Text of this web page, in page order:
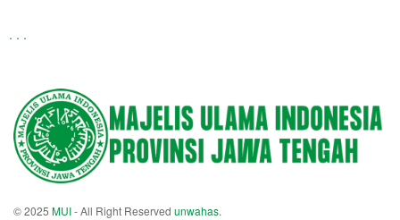
. . .
© 2025 MUI- All Right Reserved unwahas.